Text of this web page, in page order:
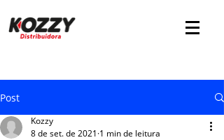
Post
Kozzy
8 de set. de 2021 1 min de leitura